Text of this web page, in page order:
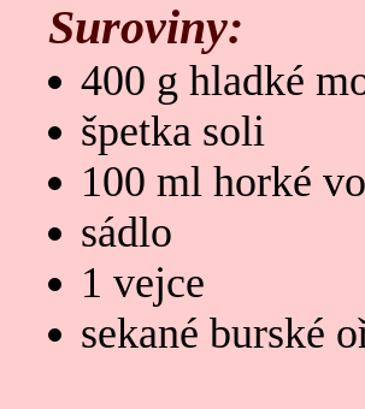
Suroviny:
400 g hladké
špetka soli
100 ml horké
sádlo
1 vejce
sekané burské